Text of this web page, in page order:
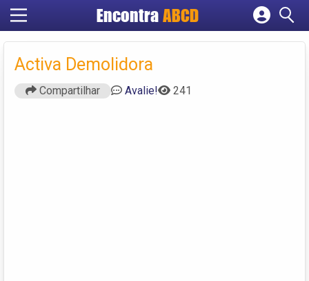
EncontraABCD
Cadastrar empresa
Criar conta
Activa Demolidora
Compartilhar Avalie! 241